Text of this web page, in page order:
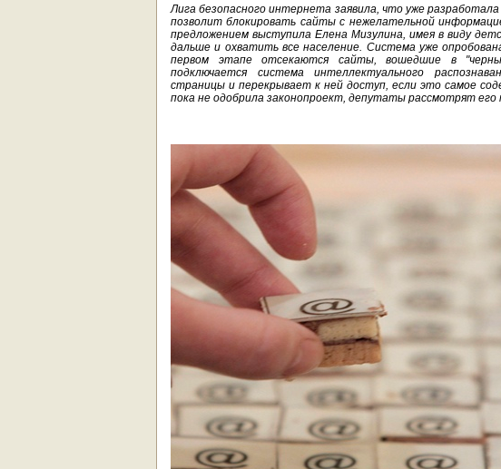
Лига безопасного интернета заявила, что уже
позволит блокировать сайты с нежелательной
предложением выступила Елена Мизулина, имея в виду
дальше и охватить все население. Система уже
первом этапе отсекаются сайты, вошедшие в
подключается система интеллектуального
страницы и перекрывает к ней доступ, если это самое
пока не одобрила законопроект, депутаты рассмотрят его